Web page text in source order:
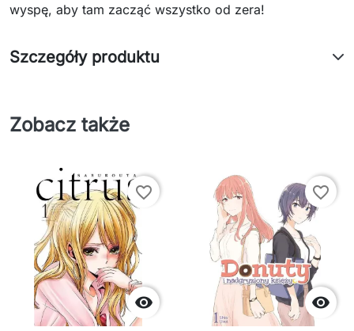
wyspę, aby tam zacząć wszystko od zera!
Szczegóły produktu
Zobacz także

favorite_border

favorite_border